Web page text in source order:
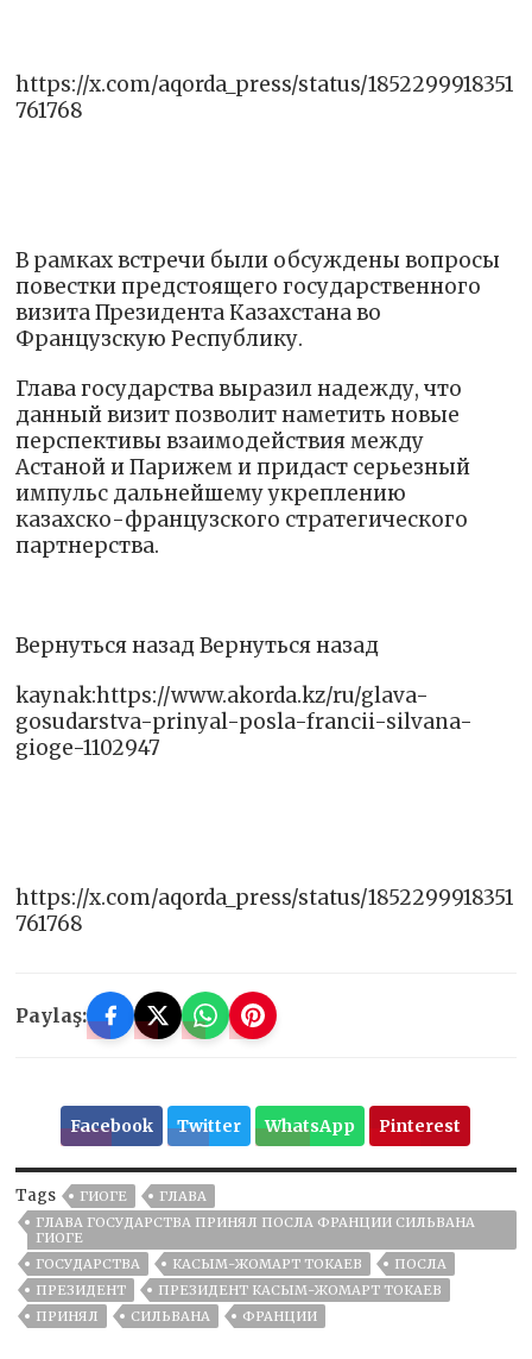
https://x.com/aqorda_press/status/1852299918351
761768
В рамках встречи были обсуждены вопросы
повестки предстоящего государственного
визита Президента Казахстана во
Французскую Республику.
Глава государства выразил надежду, что
данный визит позволит наметить новые
перспективы взаимодействия между
Астаной и Парижем и придаст серьезный
импульс дальнейшему укреплению
казахско-французского стратегического
партнерства.
Вернуться назад Вернуться назад
kaynak:https://www.akorda.kz/ru/glava-
gosudarstva-prinyal-posla-francii-silvana-
gioge-1102947
https://x.com/aqorda_press/status/1852299918351
761768
Paylaş:
Facebook Twitter WhatsApp Pinterest
Tags ГИОГЕ
ГЛАВА
ГЛАВА ГОСУДАРСТВА ПРИНЯЛ ПОСЛА ФРАНЦИИ СИЛЬВАНА
ГИОГЕ
ГОСУДАРСТВА
КАСЫМ-ЖОМАРТ ТОКАЕВ
ПОСЛА
ПРЕЗИДЕНТ
ПРЕЗИДЕНТ КАСЫМ-ЖОМАРТ ТОКАЕВ
ПРИНЯЛ
СИЛЬВАНА ФРАНЦИИ